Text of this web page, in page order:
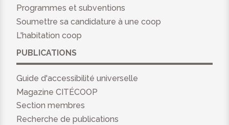
Programmes et subventions
Soumettre sa candidature à une coop
L'habitation coop
PUBLICATIONS
Guide d'accessibilité universelle
Magazine CITÉCOOP
Section membres
Recherche de publications